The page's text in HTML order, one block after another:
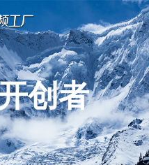
创者